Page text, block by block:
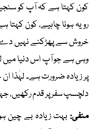
کون کہتا ہے کہ آپ کو
رویہ ہونا چاہیے، کون
خروش سے پھڑکنے نہیں
وہی ہے جو آپ اس دنیا میں
پر زیادہ ضرورت ہے۔ لہٰذا
دلچسپ سفر پر قدم
منفی: بہت زیادہ بے چین